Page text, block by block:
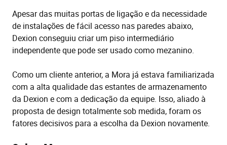
Apesar das muitas portas de ligação e da necessidade
de instalações de fácil acesso nas paredes abaixo,
Dexion conseguiu criar um piso intermediário
independente que pode ser usado como mezanino.
Como um cliente anterior, a Mora já estava familiarizada
com a alta qualidade das estantes de armazenamento
da Dexion e com a dedicação da equipe. Isso, aliado à
proposta de design totalmente sob medida, foram os
fatores decisivos para a escolha da Dexion novamente.